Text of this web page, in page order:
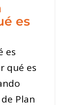
es
es
qué es
Plan